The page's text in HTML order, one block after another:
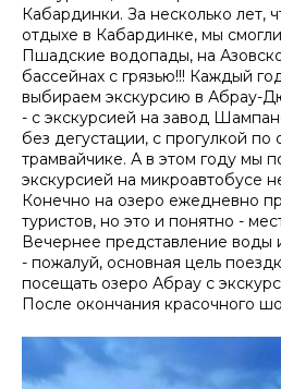
Кабардинки. За несколько лет,
отдыхе в Кабардинке, мы
Пшадские водопады, на
бассейнах с грязью!!! Каждый
выбираем экскурсию в Абрау-
- с экскурсией на завод
без дегустации, с прогулкой по
трамвайчике. А в этом году мы
экскурсией на микроавтобусе
Конечно на озеро ежедневно
туристов, но это и понятно -
Вечернее представление воды
- пожалуй, основная цель
посещать озеро Абрау с
После окончания красочного